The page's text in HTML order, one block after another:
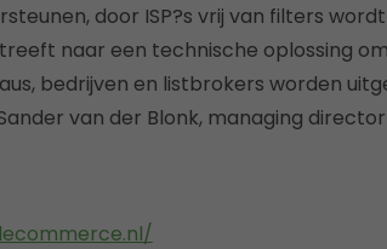
door ISP?s vrij van filters
naar een technische oplossing
bedrijven en listbrokers worden
van der Blonk, managing director